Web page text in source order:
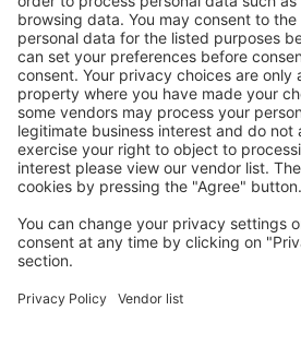
San Jose Airport (SJI)
San Vicente Airport (SWL)
Siargao Airport (IAO)
Bacolod Silay (BCD)
Subic Bay (SFS)
Surigao Airport (SUG)
Tawi-Tawi Airport (TWT)